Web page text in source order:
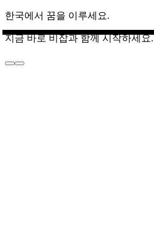
한국에서 꿈을 이루세요.
지금 바로 비잡과 함께 시작하세요.